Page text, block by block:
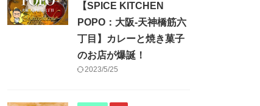
【SPICE KITCHEN
POPO：大阪-天神橋筋六
丁目】カレーと焼き菓子
のお店が爆誕！
2023/5/25